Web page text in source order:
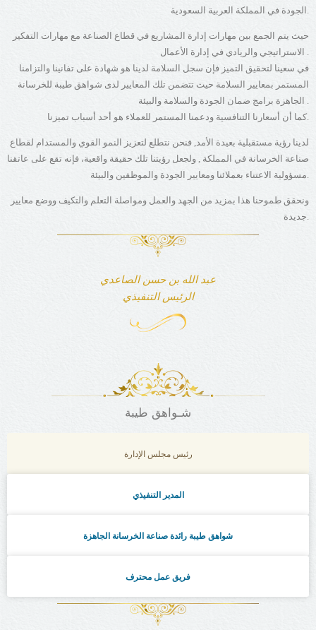
الجودة في المملكة العربية السعودية.
حيث يتم الجمع بين مهارات إدارة المشاريع في قطاع الصناعة مع مهارات التفكير
الاستراتيجي والريادي في إدارة الأعمال .
في سعينا لتحقيق التميز فإن سجل السلامة لدينا هو شهادة على تفانينا والتزامنا
المستمر بمعايير السلامة حيث تتضمن تلك المعايير لدى شواهق طيبة للخرسانة
الجاهزة برامج ضمان الجودة والسلامة والبيئة .
كما أن أسعارنا التنافسية ودعمنا المستمر للعملاء هو أحد أسباب تميزنا.
لدينا رؤية مستقبلية بعيدة الأمد, فنحن نتطلع لتعزيز النمو القوي والمستدام لقطاع
صناعة الخرسانة في المملكة , ولجعل رؤيتنا تلك حقيقة واقعية، فإنه تقع على عاتقنا
مسؤولية الاعتناء بعملائنا ومعايير الجودة والموظفين والبيئة.
ونحقق طموحنا هذا بمزيد من الجهد والعمل ومواصلة التعلم والتكيف ووضع معايير
جديدة.
عبد الله بن حسن الصاعدي
الرئيس التنفيذي
شـواهق طيبة
رئيس مجلس الإدارة
المدير التنفيذي
شواهق طيبة رائدة صناعة الخرسانة الجاهزة
فريق عمل محترف